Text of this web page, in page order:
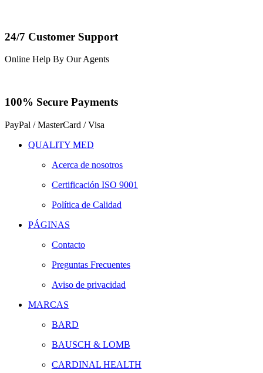
24/7 Customer Support
Online Help By Our Agents
100% Secure Payments
PayPal / MasterCard / Visa
QUALITY MED
Acerca de nosotros
Certificación ISO 9001
Política de Calidad
PÁGINAS
Contacto
Preguntas Frecuentes
Aviso de privacidad
MARCAS
BARD
BAUSCH & LOMB
CARDINAL HEALTH